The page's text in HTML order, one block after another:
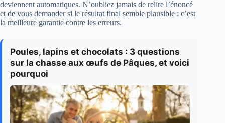
deviennent automatiques. N’oubliez jamais de relire l’énoncé
et de vous demander si le résultat final semble plausible : c’est
la meilleure garantie contre les erreurs.
Poules, lapins et chocolats : 3 questions
sur la chasse aux œufs de Pâques, et voici
pourquoi